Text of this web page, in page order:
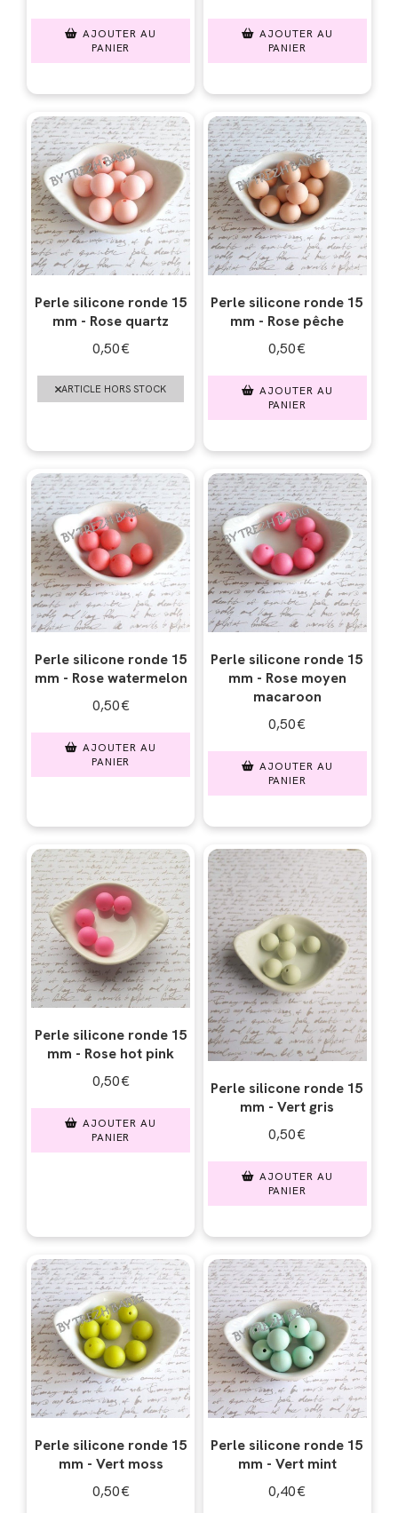
AJOUTER AU
PANIER
AJOUTER AU
PANIER
Perle silicone ronde 15
mm - Rose quartz
0,50€
ARTICLE HORS STOCK
Perle silicone ronde 15
mm - Rose pêche
0,50€
AJOUTER AU
PANIER
Perle silicone ronde 15
mm - Rose watermelon
0,50€
AJOUTER AU
PANIER
Perle silicone ronde 15
mm - Rose moyen
macaroon
0,50€
AJOUTER AU
PANIER
Perle silicone ronde 15
mm - Rose hot pink
0,50€
AJOUTER AU
PANIER
Perle silicone ronde 15
mm - Vert gris
0,50€
AJOUTER AU
PANIER
Perle silicone ronde 15
mm - Vert moss
0,50€
Perle silicone ronde 15
mm - Vert mint
0,40€